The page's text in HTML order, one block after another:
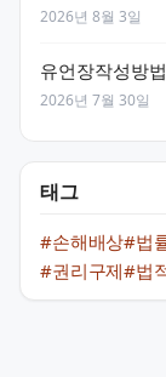
2026년 8월 3일
유언장작성방
2026년 7월 30일
태그
#손해배상#법
#권리구제#법